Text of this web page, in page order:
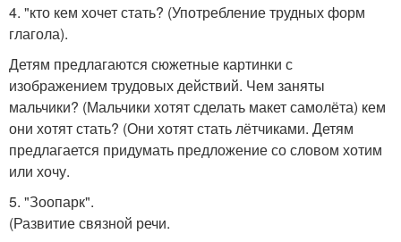
4. "кто кем хочет стать? (Употребление трудных форм
глагола).
Детям предлагаются сюжетные картинки с
изображением трудовых действий. Чем заняты
мальчики? (Мальчики хотят сделать макет самолёта) кем
они хотят стать? (Они хотят стать лётчиками. Детям
предлагается придумать предложение со словом хотим
или хочу.
5. "Зоопарк".
(Развитие связной речи.